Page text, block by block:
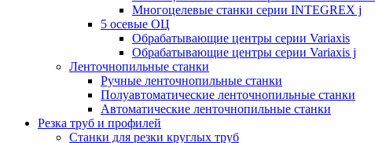
Многоцелевые станки серии INTEGREX j
5 осевые ОЦ
Обрабатывающие центры серии Variaxis
Обрабатывающие центры серии Variaxis j
Ленточнопильные станки
Ручные ленточнопильные станки
Полуавтоматические ленточнопильные станки
Автоматические ленточнопильные станки
Резка труб и профилей
Станки для резки круглых труб